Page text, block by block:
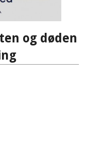
og døden